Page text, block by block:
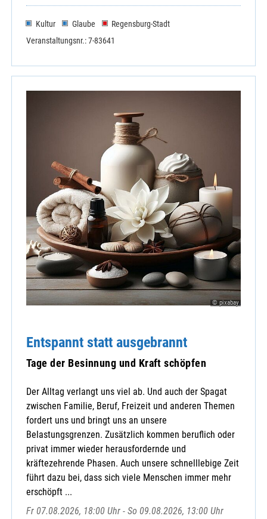
Kultur Glaube
Regensburg-Stadt
Veranstaltungsnr.: 7-83641
© pixabay
Entspannt statt ausgebrannt
Tage der Besinnung und Kraft schöpfen
Der Alltag verlangt uns viel ab. Und auch der Spagat
zwischen Familie, Beruf, Freizeit und anderen Themen
fordert uns und bringt uns an unsere
Belastungsgrenzen. Zusätzlich kommen beruflich oder
privat immer wieder herausfordernde und
kräftezehrende Phasen. Auch unsere schnelllebige Zeit
führt dazu bei, dass sich viele Menschen immer mehr
erschöpft ...
Fr 07.08.2026, 18:00 Uhr - So 09.08.2026, 13:00 Uhr